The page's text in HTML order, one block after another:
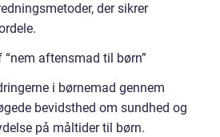
der sikrer
aftensmad til børn”
i børnemad gennem
bevidsthed om sundhed og
på måltider til børn.